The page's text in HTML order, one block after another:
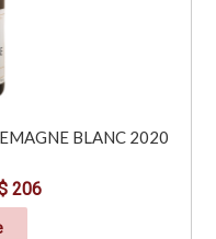
BLANC 2020
206